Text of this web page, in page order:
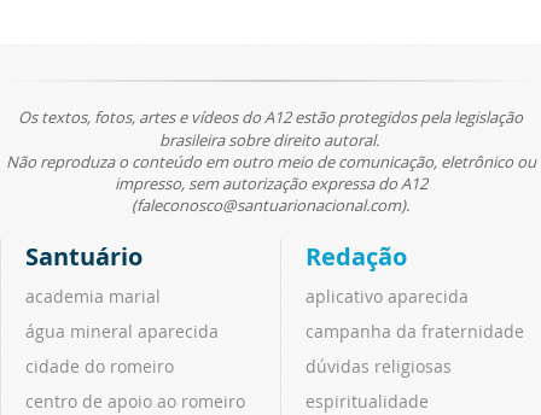
Os textos, fotos, artes e vídeos do A12 estão protegidos pela legislação
brasileira sobre direito autoral.
Não reproduza o conteúdo em outro meio de comunicação, eletrônico ou
impresso, sem autorização expressa do A12
(faleconosco@santuarionacional.com).
Santuário
academia marial
água mineral aparecida
cidade do romeiro
centro de apoio ao romeiro
Redação
aplicativo aparecida
campanha da fraternidade
dúvidas religiosas
espiritualidade